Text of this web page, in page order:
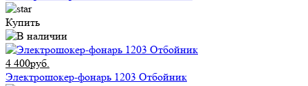
Купить
4 400руб.
Электрошокер-фонарь 1203 Отбойник